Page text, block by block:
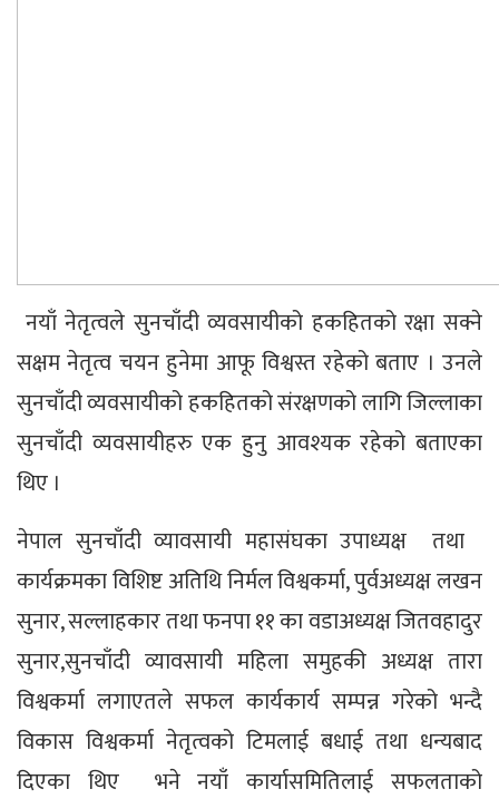
नयाँ नेतृत्वले सुनचाँदी व्यवसायीको हकहितको रक्षा सक्ने
सक्षम नेतृत्व चयन हुनेमा आफू विश्वस्त रहेको बताए । उनले
सुनचाँदी व्यवसायीको हकहितको संरक्षणको लागि जिल्लाका
सुनचाँदी व्यवसायीहरु एक हुनु आवश्यक रहेको बताएका
थिए ।
नेपाल सुनचाँदी व्यावसायी महासंघका उपाध्यक्ष तथा
कार्यक्रमका विशिष्ट अतिथि निर्मल विश्वकर्मा, पुर्वअध्यक्ष लखन
सुनार, सल्लाहकार तथा फनपा ११ का वडाअध्यक्ष जितवहादुर
सुनार,सुनचाँदी व्यावसायी महिला समुहकी अध्यक्ष तारा
विश्वकर्मा लगाएतले सफल कार्यकार्य सम्पन्न गरेको भन्दै
विकास विश्वकर्मा नेतृत्वको टिमलाई बधाई तथा धन्यबाद
दिएका थिए भने नयाँ कार्यासमितिलाई सफलताको